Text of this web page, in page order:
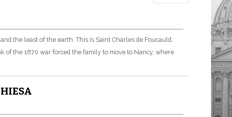
the least of the earth. This is Saint Charles de Foucauld,
of the 1870 war forced the family to move to Nancy, where